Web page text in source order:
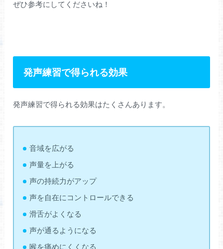
ぜひ参考にしてくださいね！
発声練習で得られる効果
発声練習で得られる効果はたくさんあります。
音域を広がる
声量を上がる
声の持続力がアップ
声を自在にコントロールできる
滑舌がよくなる
声が通るようになる
喉を痛めにくくなる